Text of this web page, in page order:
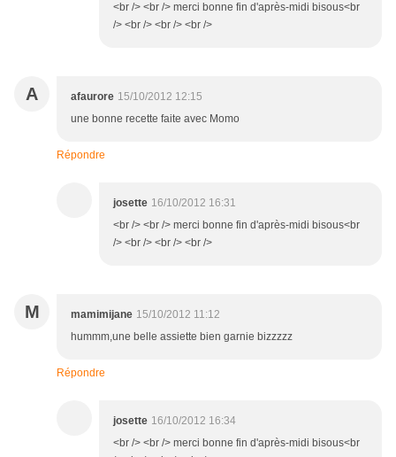
<br /> <br /> merci bonne fin d'après-midi bisous<br
/> <br /> <br /> <br />
A afaurore 15/10/2012 12:15
une bonne recette faite avec Momo
Répondre
josette 16/10/2012 16:31
<br /> <br /> merci bonne fin d'après-midi bisous<br
/> <br /> <br /> <br />
M mamimijane 15/10/2012 11:12
hummm,une belle assiette bien garnie bizzzzz
Répondre
josette 16/10/2012 16:34
<br /> <br /> merci bonne fin d'après-midi bisous<br